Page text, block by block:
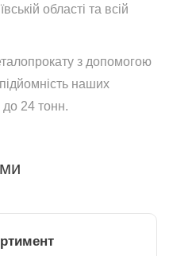
області та всій
з допомогою
наших
до 24 тонн.